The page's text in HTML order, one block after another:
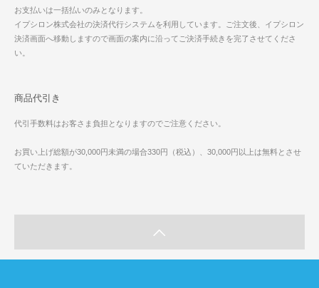
お支払いは一括払いのみとなります。
イプシロン株式会社の決済代行システムを利用しています。ご注文後、イプシロン
決済画面へ移動しますので画面の案内に沿ってご決済手続きを完了させてくださ
い。
商品代引き
代引手数料はお客さま負担となりますのでご注意ください。
お買い上げ総額が30,000円未満の場合330円（税込）、30,000円以上は無料とさせ
ていただきます。